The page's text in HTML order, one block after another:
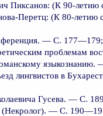
Пиксанов: (К 90-
Перетц: (К 80-
— С. 177—179;
проблемам
лингвистов в
Гусева. — С.
(Некролог). — С.